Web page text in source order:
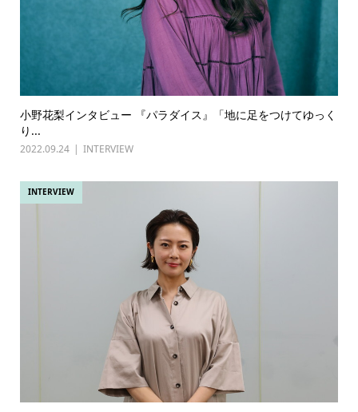
小野花梨インタビュー 『パラダイス』「地に足をつけてゆっく
り...
2022.09.24 INTERVIEW
INTERVIEW